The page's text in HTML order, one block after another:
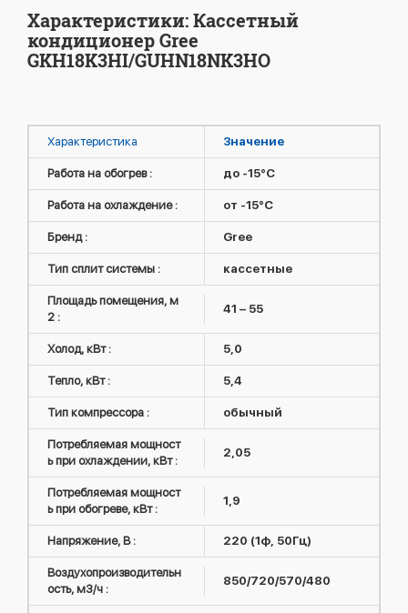
Характеристики: Кассетный
кондиционер Gree
GKH18K3HI/GUHN18NK3HO
Характеристика Значение
Работа на обогрев : до -15°C
Работа на охлаждение : от -15°C
Бренд : Gree
Тип сплит системы : кассетные
Площадь помещения, м
2 :
41 – 55
Холод, кВт : 5,0
Тепло, кВт : 5,4
Тип компрессора : обычный
Потребляемая мощност
ь при охлаждении, кВт :
2,05
Потребляемая мощност
ь при обогреве, кВт :
1,9
Напряжение, В : 220 (1ф, 50Гц)
Воздухопроизводительн
ость, м3/ч :
850/720/570/480